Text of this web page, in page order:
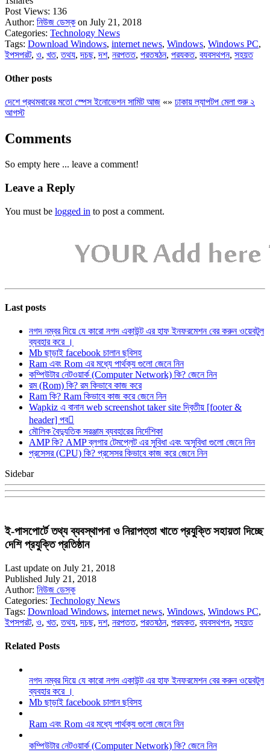
Post Views: 136
Author: নিউজ ডেস্ক on July 21, 2018
Categories: Technology News
Tags: Download Windows, internet news, Windows, Windows PC,
ইপসপরট, ও, খত,তথয,দচছ,দশ, নরপতত, পরতষঠন, পরযকত, বযবসথপন, সহয়ত
Other posts
দেশে প্রথমবারের মতো স্পেস ইনোভেশন সামিট আজ «» ঢাকায় ল্যাপটপ মেলা শুরু ২
আগস্ট
Comments
So empty here ... leave a comment!
Leave a Reply
You must be logged in to post a comment.
Last posts
নগদ নম্বর দিয়ে যে কারো নগদ একাউন্ট এর হাফ ইনফরমেশন বের করুন ওয়েবটুল
ব্যবহার করে ।
Mb ছাড়াই facebook চালান ছবিসহ
Ram এবং Rom এর মধ্যে পার্থক্য গুলো জেনে নিন
কম্পিউটার নেটওয়ার্ক (Computer Network) কি? জেনে নিন
রম (Rom) কি? রম কিভাবে কাজ করে
Ram কি? Ram কিভাবে কাজ করে জেনে নিন
Wapkiz এ বানান web screenshot taker site দ্বিতীয় [footer &
header] পব
মৌলিক বৈদ্যুতিক সরঞ্জাম ব্যবহারের নির্দেশিকা
AMP কি? AMP ব্লগার টেমপ্লেট এর সুবিধা এবং অসুবিধা গুলো জেনে নিন
প্রসেসর (CPU) কি? প্রসেসর কিভাবে কাজ করে জেনে নিন
Sidebar
ই-পাসপোর্টে তথ্য ব্যবস্থাপনা ও নিরাপত্তা খাতে প্রযুক্তি সহায়তা দিচ্ছে
দেশি প্রযুক্তি প্রতিষ্ঠান
Last update on July 21, 2018
Published July 21, 2018
Author: নিউজ ডেস্ক
Categories: Technology News
Tags: Download Windows, internet news, Windows, Windows PC,
ইপসপরট, ও, খত,তথয,দচছ,দশ, নরপতত, পরতষঠন, পরযকত, বযবসথপন, সহয়ত
Related Posts
নগদ নম্বর দিয়ে যে কারো নগদ একাউন্ট এর হাফ ইনফরমেশন বের করুন ওয়েবটুল
ব্যবহার করে ।
Mb ছাড়াই facebook চালান ছবিসহ
Ram এবং Rom এর মধ্যে পার্থক্য গুলো জেনে নিন
কম্পিউটার নেটওয়ার্ক (Computer Network) কি? জেনে নিন